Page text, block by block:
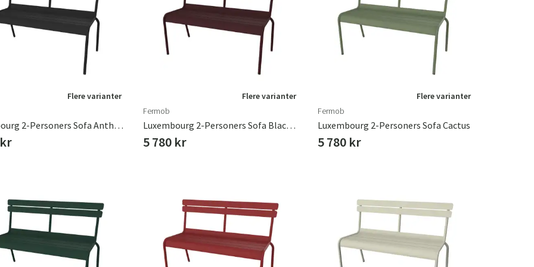
Hængestole
Haveredskaber
Entrémøbler
Produkter til vedligeholdelse
Badeværelsestæpper
Småopbevaring Badeværelsesindretning
Flere varianter
Luxembourg 2-Personers Sofa Anthracite
Flere varianter
Fermob
Luxembourg 2-Personers Sofa Black Cherry
5 780 kr
Flere varianter
Fermob
Luxembourg 2-Personers Sofa Cactus
5 780 kr